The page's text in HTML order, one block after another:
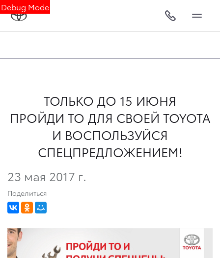
Debug Mode
ТОЛЬКО ДО 15 ИЮНЯ
ПРОЙДИ ТО ДЛЯ СВОЕЙ TOYOTA
И ВОСПОЛЬЗУЙСЯ
СПЕЦПРЕДЛОЖЕНИЕМ!
23 мая 2017 г.
Поделиться